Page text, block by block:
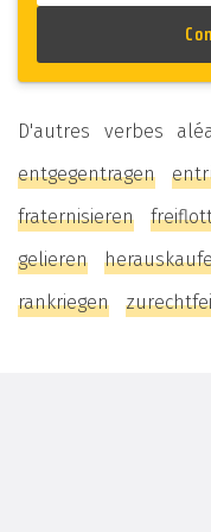
D'autres verbes
entgegentragen
fraternisieren
gelieren
rankriegen